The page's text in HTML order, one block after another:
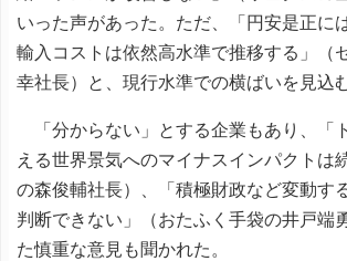
いった声があった。ただ、「円安是正に
輸入コストは依然高水準で推移する」（
幸社長）と、現行水準での横ばいを見込
「分からない」とする企業もあり、「
える世界景気へのマイナスインパクトは
の森俊輔社長）、「積極財政など変動す
判断できない」（おたふく手袋の井戸端
た慎重な意見も聞かれた。